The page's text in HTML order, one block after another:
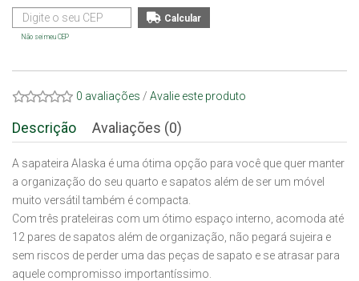
Não sei meu CEP
0 avaliações / Avalie este produto
Descrição Avaliações (0)
A sapateira Alaska é uma ótima opção para você que quer manter
a organização do seu quarto e sapatos além de ser um móvel
muito versátil também é compacta.
Com três prateleiras com um ótimo espaço interno, acomoda até
12 pares de sapatos além de organização, não pegará sujeira e
sem riscos de perder uma das peças de sapato e se atrasar para
aquele compromisso importantíssimo.